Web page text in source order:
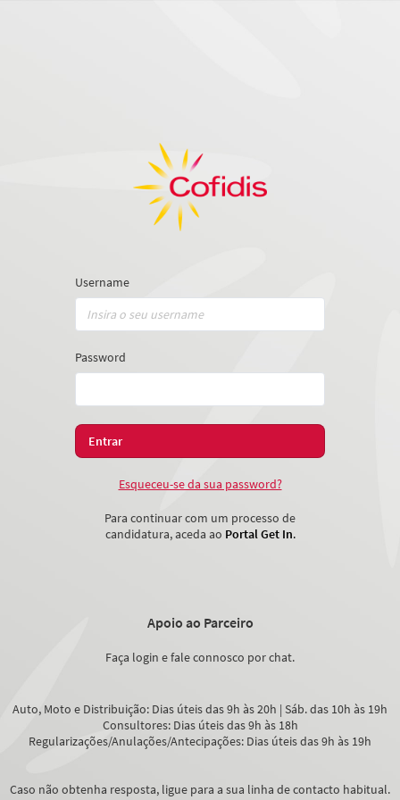
Username
Password
Esqueceu-se da sua password?
Para continuar com um processo de
candidatura, aceda ao Portal Get In.
Apoio ao Parceiro
Faça login e fale connosco por chat.
Auto, Moto e Distribuição: Dias úteis das 9h às 20h | Sáb. das 10h às 19h
Consultores: Dias úteis das 9h às 18h
Regularizações/Anulações/Antecipações: Dias úteis das 9h às 19h
Caso não obtenha resposta, ligue para a sua linha de contacto habitual.